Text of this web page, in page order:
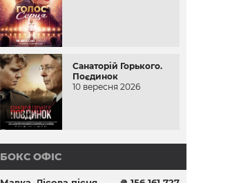
Санаторій Горького.
Поєдинок
10 вересня 2026
БОКС ОФІС